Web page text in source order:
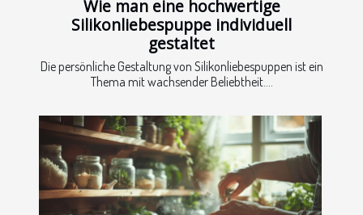
Wie man eine hochwertige
Silikonliebespuppe individuell
gestaltet
Die persönliche Gestaltung von Silikonliebespuppen ist ein
Thema mit wachsender Beliebtheit....